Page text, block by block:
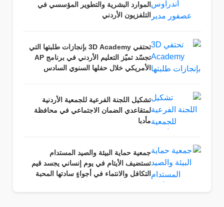
الموارد البشرية والتطوير المؤسسي في
التلفزيون الأردني
تحتفي 3D Academy بإنجازات طلبتها التي
تجسّد تميّز التعليم الأردني في برنامج AP
الأمريكي خلال حفلها السنوي السادس
تشكيل اللجنة الفرعية للجمعية الأردنية
لمتقاعدي الضمان الاجتماعي في محافظة
مأدبا
جمعية حماية البيئة والصيد المستدام
تستضيف الأيتام في يوم إنساني يجسد قيم
التكافل والانتماء في أجواءٍ سادتها المحبة